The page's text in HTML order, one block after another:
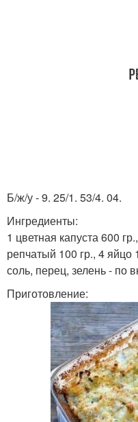
Б/ж/у - 9. 25/1. 53/4. 04.
Ингредиенты:
1 цветная капуста 600
репчатый 100 гр., 4 яйцо
соль, перец, зелень - по
Приготовление: